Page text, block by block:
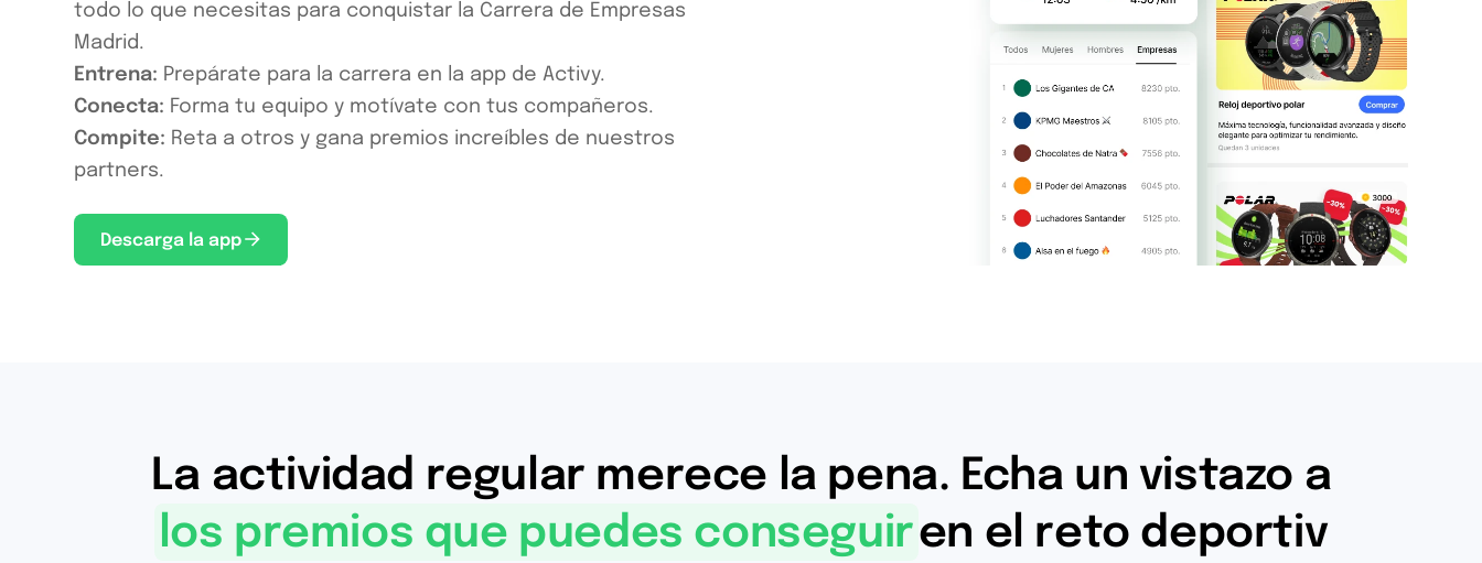
todo lo que necesitas para conquistar la Carrera de Empresas
Madrid.
Entrena: Prepárate para la carrera en la app de Activy.
Conecta: Forma tu equipo y motívate con tus compañeros.
Compite: Reta a otros y gana premios increíbles de nuestros
partners.
Descarga la app
La actividad regular merece la pena. Echa un vistazo a
los premios que puedes conseguiren el reto deportiv